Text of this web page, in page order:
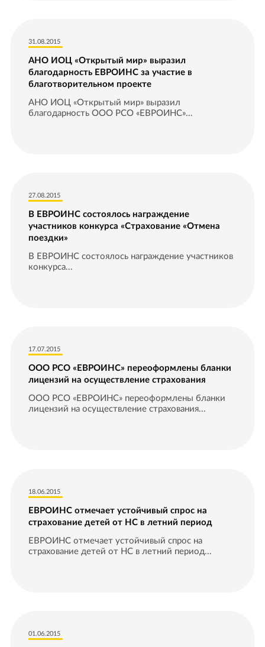
31.08.2015
АНО ИОЦ «Открытый мир» выразил
благодарность ЕВРОИНС за участие в
благотворительном проекте
АНО ИОЦ «Открытый мир» выразил
благодарность ООО РСО «ЕВРОИНС»...
27.08.2015
В ЕВРОИНС состоялось награждение
участников конкурса «Страхование «Отмена
поездки»
В ЕВРОИНС состоялось награждение участников
конкурса...
17.07.2015
ООО РСО «ЕВРОИНС» переоформлены бланки
лицензий на осуществление страхования
ООО РСО «ЕВРОИНС» переоформлены бланки
лицензий на осуществление страхования...
18.06.2015
ЕВРОИНС отмечает устойчивый спрос на
страхование детей от НС в летний период
ЕВРОИНС отмечает устойчивый спрос на
страхование детей от НС в летний период...
01.06.2015